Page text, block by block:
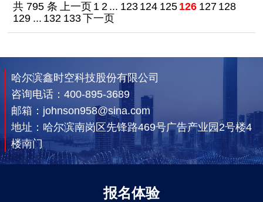
共 795 条 上一页 1 2 ... 123 124 125 126 127 128
129 ... 132 133下一页
哈尔滨鑫时空科技股份有限公司
咨询电话： 400-895-3689
邮箱：johnson958@sina.com
地址：哈尔滨南岗区先锋路469号广告产业园2号楼4
楼南门
报名体验